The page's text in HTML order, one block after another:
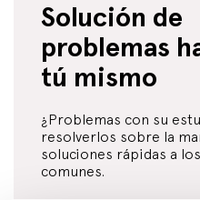
Solución de
problemas
tú mismo
¿Problemas con su
resolverlos sobre la
soluciones rápidas a
comunes.